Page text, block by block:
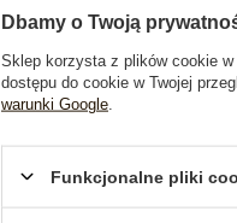
Dbamy o Twoją
Sklep korzysta z plików cookie w
dostępu do cookie w Twojej
warunki Google
Funkcjonalne pliki